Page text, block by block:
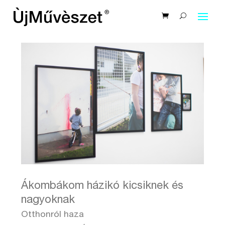
Ákombákom házikó kicsiknek és
nagyoknak
Otthonról haza